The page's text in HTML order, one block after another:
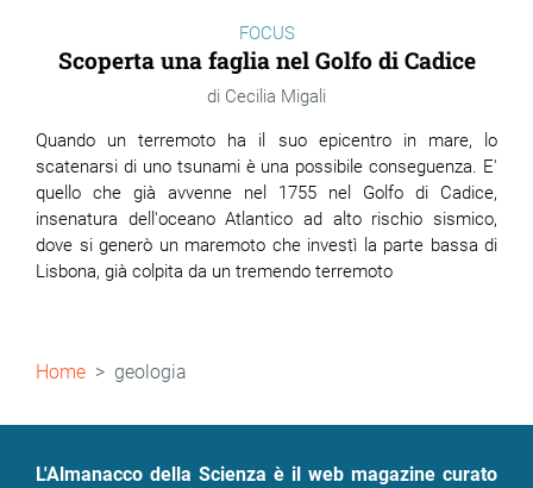
FOCUS
Scoperta una faglia nel Golfo di Cadice
Cecilia Migali
Quando un terremoto ha il suo epicentro in mare, lo
scatenarsi di uno tsunami è una possibile conseguenza. E'
quello che già avvenne nel 1755 nel Golfo di Cadice,
insenatura dell'oceano Atlantico ad alto rischio sismico,
dove si generò un maremoto che investì la parte bassa di
Lisbona, già colpita da un tremendo terremoto
Briciole
Home geologia
L'Almanacco della Scienza è il web magazine curato